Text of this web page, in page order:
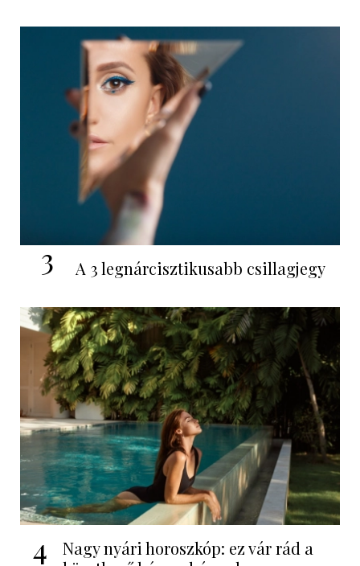
3 A 3 legnárcisztikusabb csillagjegy
4
Nagy nyári horoszkóp: ez vár rád a